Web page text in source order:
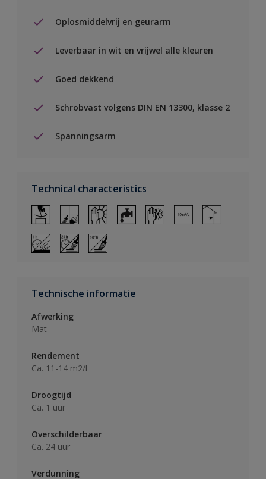
Oplosmiddelvrij en geurarm
Leverbaar in wit en vrijwel alle kleuren
Goed dekkend
Schrobvast volgens DIN EN 13300, klasse 2
Spanningsarm
Technical characteristics
Technische informatie
Afwerking
Mat
Rendement
Ca. 11-14 m2/l
Droogtijd
Ca. 1 uur
Overschilderbaar
Ca. 24 uur
Verdunning